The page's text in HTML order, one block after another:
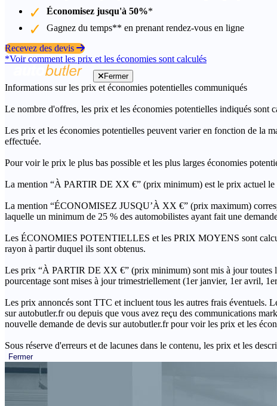
Économisez jusqu'à 50%*
Gagnez du temps** en prenant rendez-vous en ligne
Recevez des devis
*Voir comment les prix et les économies sont calculés
Fermer
Informations sur les prix et économies potentielles communiqués
Le nombre d'offres, les prix et les économies potentielles indiqués sont
Les prix et les économies potentielles peuvent varier en fonction de la
effectuée.
Pour voir le prix le plus bas possible et les plus larges économies
La mention “À PARTIR DE XX €” (prix minimum) est le prix actuel le
La mention “ÉCONOMISEZ JUSQU’À XX €” (prix maximum)
laquelle un minimum de 25 % des automobilistes ayant fait une
Les ÉCONOMIES POTENTIELLES et les PRIX MOYENS sont
rayon à partir duquel ils sont obtenus.
Les prix “À PARTIR DE XX €” (prix minimum) sont mis à jour toutes
pourcentage sont mises à jour trimestriellement (1er janvier, 1er avril,
Les prix annoncés sont TTC et incluent tous les autres frais éventuels.
sur autobutler.fr ou depuis que vous avez reçu des communications
nouvelle demande de devis sur autobutler.fr pour voir les prix et les
Sous réserve d'erreurs et de lacunes dans le contenu, les prix et les
Fermer